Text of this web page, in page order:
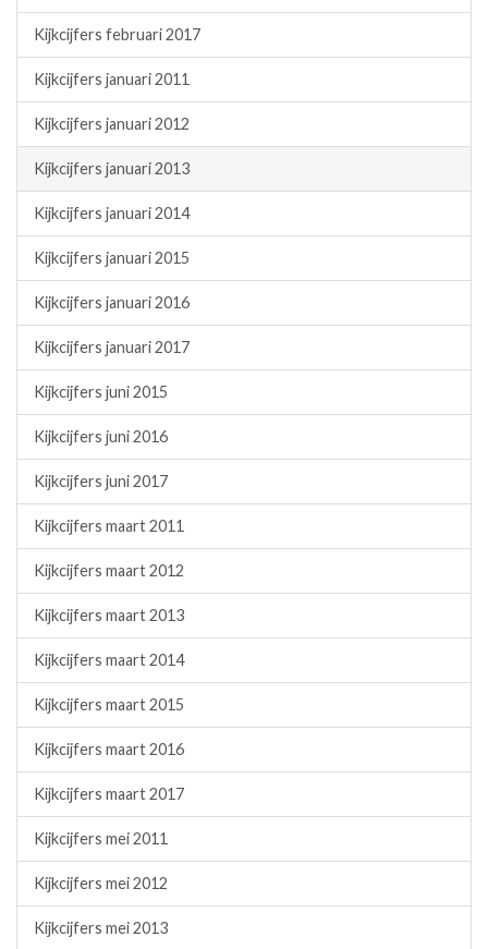
Kijkcijfers februari 2017
Kijkcijfers januari 2011
Kijkcijfers januari 2012
Kijkcijfers januari 2013
Kijkcijfers januari 2014
Kijkcijfers januari 2015
Kijkcijfers januari 2016
Kijkcijfers januari 2017
Kijkcijfers juni 2015
Kijkcijfers juni 2016
Kijkcijfers juni 2017
Kijkcijfers maart 2011
Kijkcijfers maart 2012
Kijkcijfers maart 2013
Kijkcijfers maart 2014
Kijkcijfers maart 2015
Kijkcijfers maart 2016
Kijkcijfers maart 2017
Kijkcijfers mei 2011
Kijkcijfers mei 2012
Kijkcijfers mei 2013